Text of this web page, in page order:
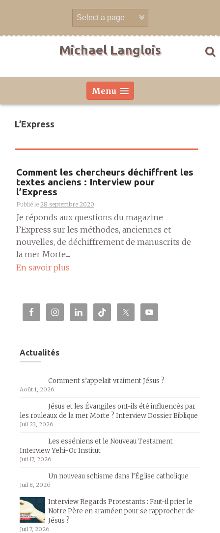
Michael Langlois
Menu
L’Express
Comment les chercheurs déchiffrent les
textes anciens : Interview pour
l’Express
Publié le 28 septembre 2020
Je réponds aux questions du magazine
l’Express sur les méthodes, anciennes et
nouvelles, de déchiffrement de manuscrits de
la mer Morte....
En savoir plus
Actualités
Comment s’appelait vraiment Jésus ?
Août 1, 2026
Jésus et les Évangiles ont-ils été influencés par
les rouleaux de la mer Morte ? Interview Dossier Biblique
Juil 23, 2026
Les esséniens et le Nouveau Testament :
Interview Yehi-Or Institut
Juil 17, 2026
Un nouveau schisme dans l’Église catholique
Juil 8, 2026
Interview Regards Protestants : Faut-il prier le
Notre Père en araméen pour se rapprocher de
Jésus ?
Juil 7, 2026